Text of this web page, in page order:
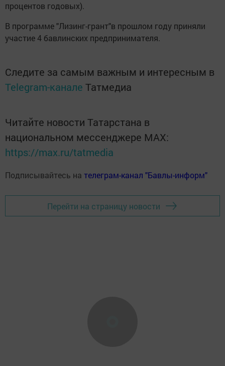
процентов годовых).
В программе "Лизинг-грант"в прошлом году приняли
участие 4 бавлинских предпринимателя.
Следите за самым важным и интересным в
Telegram-канале Татмедиа
Читайте новости Татарстана в
национальном мессенджере MАХ:
https://max.ru/tatmedia
Подписывайтесь на телеграм-канал "Бавлы-информ"
Перейти на страницу новости